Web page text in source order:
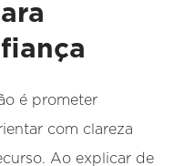
é prometer
com clareza
Ao explicar de